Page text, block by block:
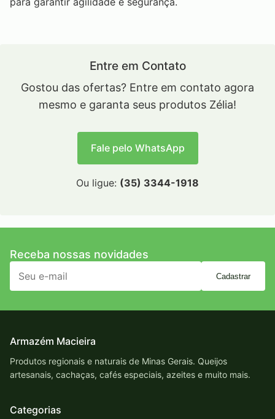
Entre em Contato
Gostou das ofertas? Entre em contato agora
mesmo e garanta seus produtos Zélia!
Fale pelo WhatsApp
Ou ligue: (35) 3344-1918
Receba nossas novidades
Cadastrar
Armazém Macieira
Produtos regionais e naturais de Minas Gerais. Queijos
artesanais, cachaças, cafés especiais, azeites e muito mais.
Categorias